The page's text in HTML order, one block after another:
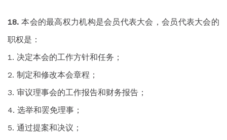
本会的最高权力机构是会员代表大会，会员代表大会的
职权是：
决定本会的工作方针和任务；
制定和修改本会章程；
审议理事会的工作报告和财务报告；
选举和罢免理事；
通过提案和决议；